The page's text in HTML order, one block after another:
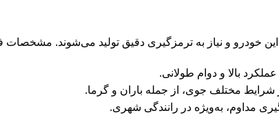
خودرو و نیاز به ترمزگیری دقیق تولید می‌شوند.
بالا و دوام طولانی.
شرایط مختلف جوی، از جمله باران و گرما.
مداوم، به‌ویژه در رانندگی شهری.